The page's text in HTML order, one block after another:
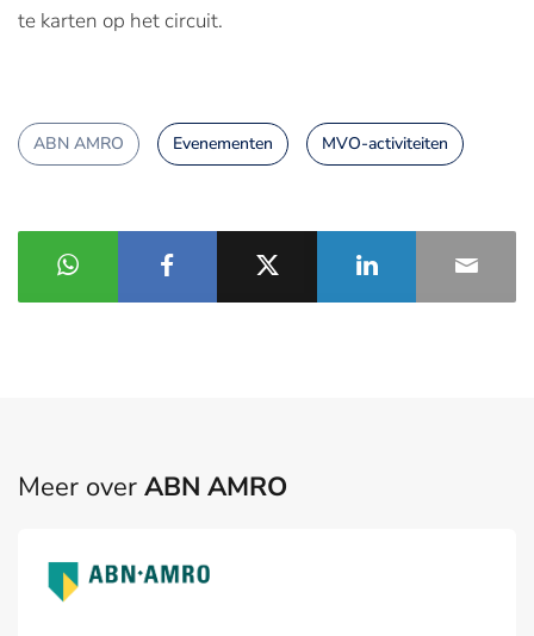
te karten op het circuit.
ABN AMRO Evenementen MVO-activiteiten
Meer over ABN AMRO